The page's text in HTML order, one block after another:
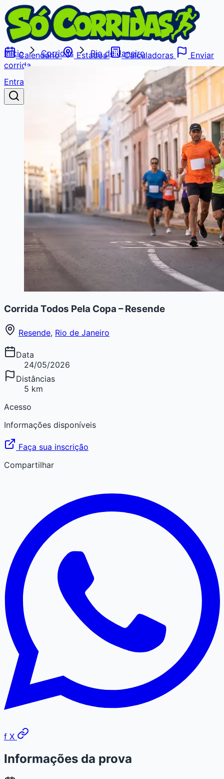
Calendário Estados Calculadoras
Enviar
corrida
Entrar
Início Corridas Rio de Janeiro
Corrida Todos Pela Copa – Resende
Resende, Rio de Janeiro
Data
24/05/2026
Distâncias
5 km
Acesso
Informações disponíveis
Faça sua inscrição
Compartilhar
f X
Informações da prova